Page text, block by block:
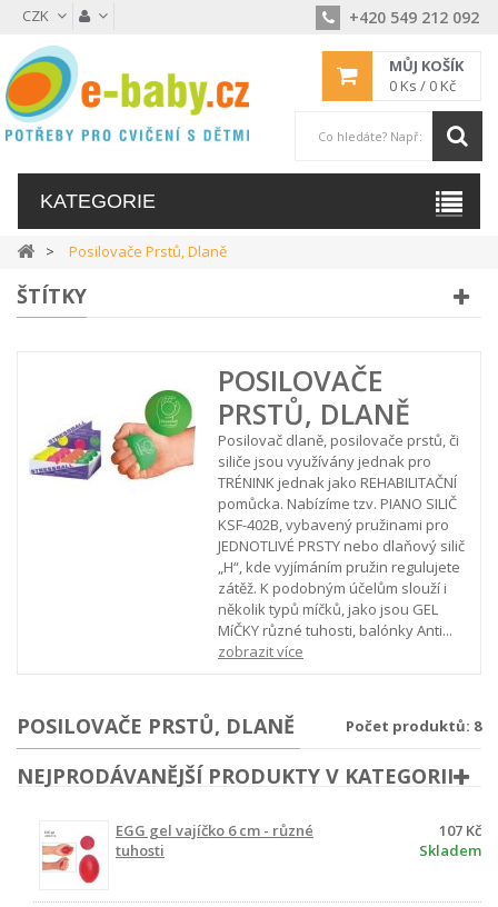
CZK +420 549 212 092
MŮJ KOŠÍK
0 Ks / 0 Kč
KATEGORIE
Posilovače Prstů, Dlaně
ŠTÍTKY
POSILOVAČE
PRSTŮ, DLANĚ
Posilovač dlaně, posilovače prstů, či
siliče jsou využívány jednak pro
TRÉNINK jednak jako REHABILITAČNÍ
pomůcka. Nabízíme tzv. PIANO SILIČ
KSF-402B, vybavený pružinami pro
JEDNOTLIVÉ PRSTY nebo dlaňový silič
„H“, kde vyjímáním pružin regulujete
zátěž. K podobným účelům slouží i
několik typů míčků, jako jsou GEL
MíČKY různé tuhosti, balónky Anti...
zobrazit více
POSILOVAČE PRSTŮ, DLANĚ Počet produktů: 8
NEJPRODÁVANĚJŠÍ PRODUKTY V KATEGORII
EGG gel vajíčko 6 cm - různé
tuhosti
107 Kč
Skladem